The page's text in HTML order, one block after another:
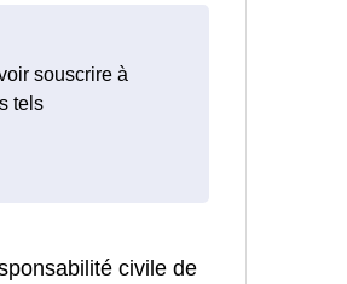
souscrire à
tels
civile de